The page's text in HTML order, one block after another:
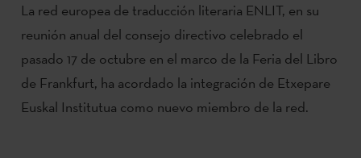
La red europea de traducción literaria ENLIT, en su
reunión anual del consejo directivo celebrado el
pasado 17 de octubre en el marco de la Feria del Libro
de Frankfurt, ha acordado la integración de Etxepare
Euskal Institutua como nuevo miembro de la red.